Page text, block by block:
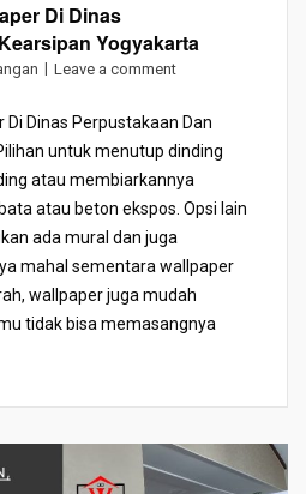
Di Dinas
Yogyakarta
Leave a comment
Dinas Perpustakaan Dan
untuk menutup dinding
atau membiarkannya
atau beton ekspos. Opsi lain
ada mural dan juga
mahal sementara wallpaper
wallpaper juga mudah
tidak bisa memasangnya